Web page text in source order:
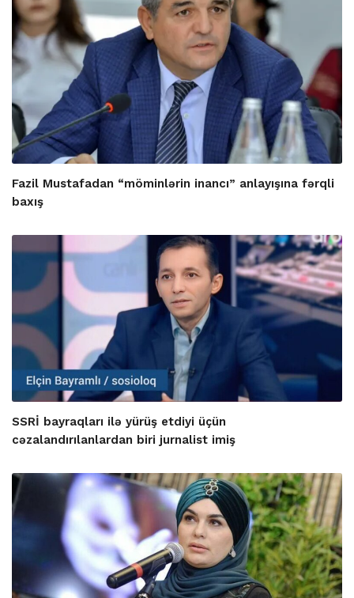
Fazil Mustafadan “möminlərin inancı” anlayışına fərqli
baxış
SSRİ bayraqları ilə yürüş etdiyi üçün
cəzalandırılanlardan biri jurnalist imiş